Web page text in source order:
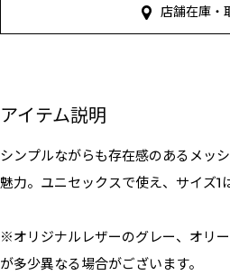
店舗在庫・
アイテム説明
シンプルながらも存在感のあるメッ
魅力。ユニセックスで使え、サイズ1
※オリジナルレザーのグレー、オリ
が多少異なる場合がございます。